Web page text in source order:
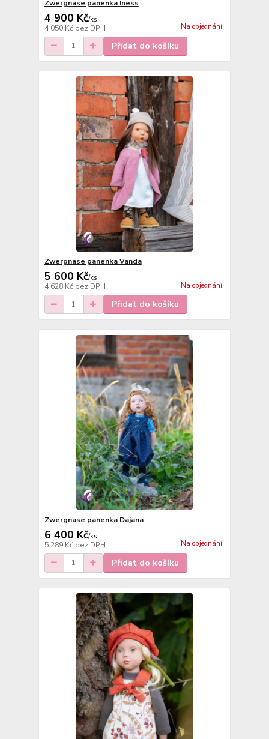
Zwergnase panenka Iness
4 900 Kč/ks
4 050 Kč bez DPH Na objednání
Přidat do košíku
Zwergnase panenka Vanda
5 600 Kč/ks
4 628 Kč bez DPH Na objednání
Přidat do košíku
Zwergnase panenka Dajana
6 400 Kč/ks
5 289 Kč bez DPH Na objednání
Přidat do košíku